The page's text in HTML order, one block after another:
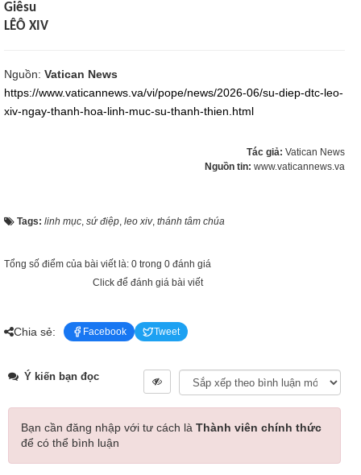
Giêsu
LÊÔ XIV
Nguồn: Vatican News
https://www.vaticannews.va/vi/pope/news/2026-06/su-diep-dtc-leo-
xiv-ngay-thanh-hoa-linh-muc-su-thanh-thien.html
Tác giả: Vatican News
Nguồn tin: www.vaticannews.va
Tags: linh mục, sứ điệp, leo xiv, thánh tâm chúa
Tổng số điểm của bài viết là: 0 trong 0 đánh giá
Click để đánh giá bài viết
Chia sẻ: Facebook Tweet
Ý kiến bạn đọc
Bạn cần đăng nhập với tư cách là Thành viên chính thức
để có thể bình luận